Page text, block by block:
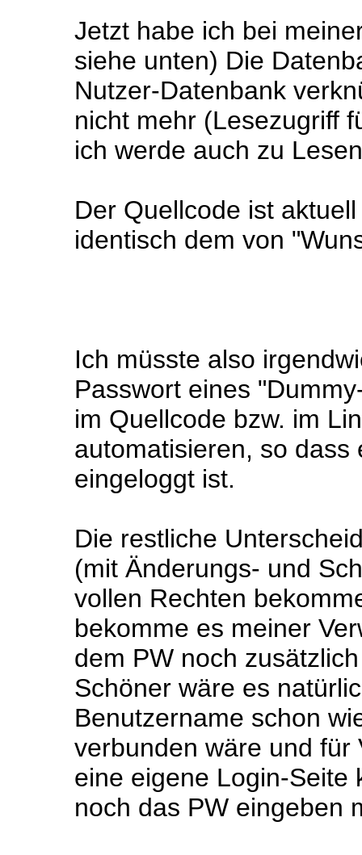
Jetzt habe ich bei
siehe unten) Die
Nutzer-Datenbank
nicht mehr (Lesezugriff
ich werde auch zu
Der Quellcode ist
identisch dem von
Ich müsste also
Passwort eines
im Quellcode bzw. im
automatisieren, so
eingeloggt ist.
Die restliche
(mit Änderungs- und
vollen Rechten
bekomme es meiner
dem PW noch
Schöner wäre es
Benutzername schon
verbunden wäre und für
eine eigene Login-Seite
noch das PW eingeben